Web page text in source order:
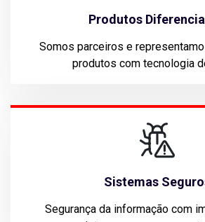
Produtos
Somos parceiros e
produtos com tecnologia
Sistemas
Segurança da informação com